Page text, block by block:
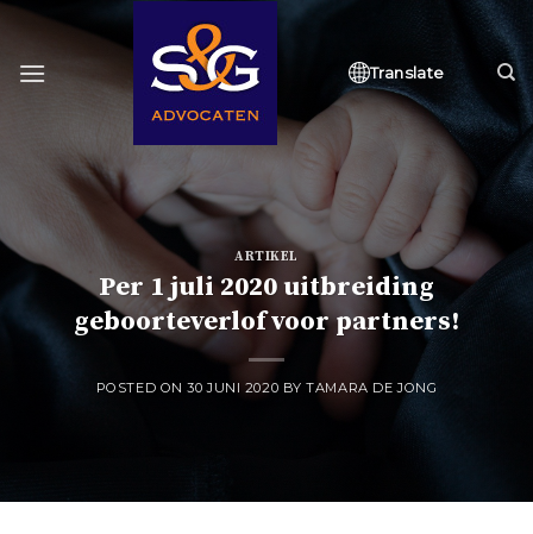
Skip
content
Translate
ARTIKEL
Per 1 juli 2020 uitbreiding
geboorteverlof voor partners!
POSTED ON30 JUNI 2020 BYTAMARA DE JONG